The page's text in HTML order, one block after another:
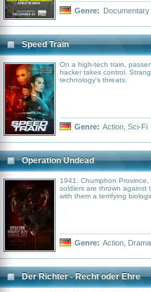
Genre: Documentary
Speed Train
On a high-tech train,
hacker takes control.
technology's threats.
Genre: Action Sci-Fi
Operation Undead
1941. Chumphon
soldiers are thrown against
with them a terrifying
Genre: Action Drama
Der Richter - Recht oder Ehre